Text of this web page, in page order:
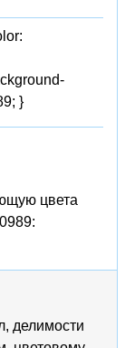
}
цвета
делимости